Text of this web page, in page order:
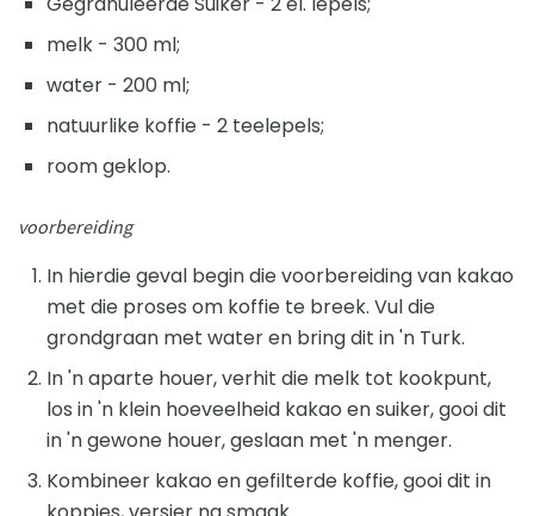
melk - 300 ml;
water - 200 ml;
natuurlike koffie - 2 teelepels;
room geklop.
voorbereiding
In hierdie geval begin die voorbereiding van kakao
met die proses om koffie te breek. Vul die
grondgraan met water en bring dit in 'n Turk.
In 'n aparte houer, verhit die melk tot kookpunt,
los in 'n klein hoeveelheid kakao en suiker, gooi dit
in 'n gewone houer, geslaan met 'n menger.
Kombineer kakao en gefilterde koffie, gooi dit in